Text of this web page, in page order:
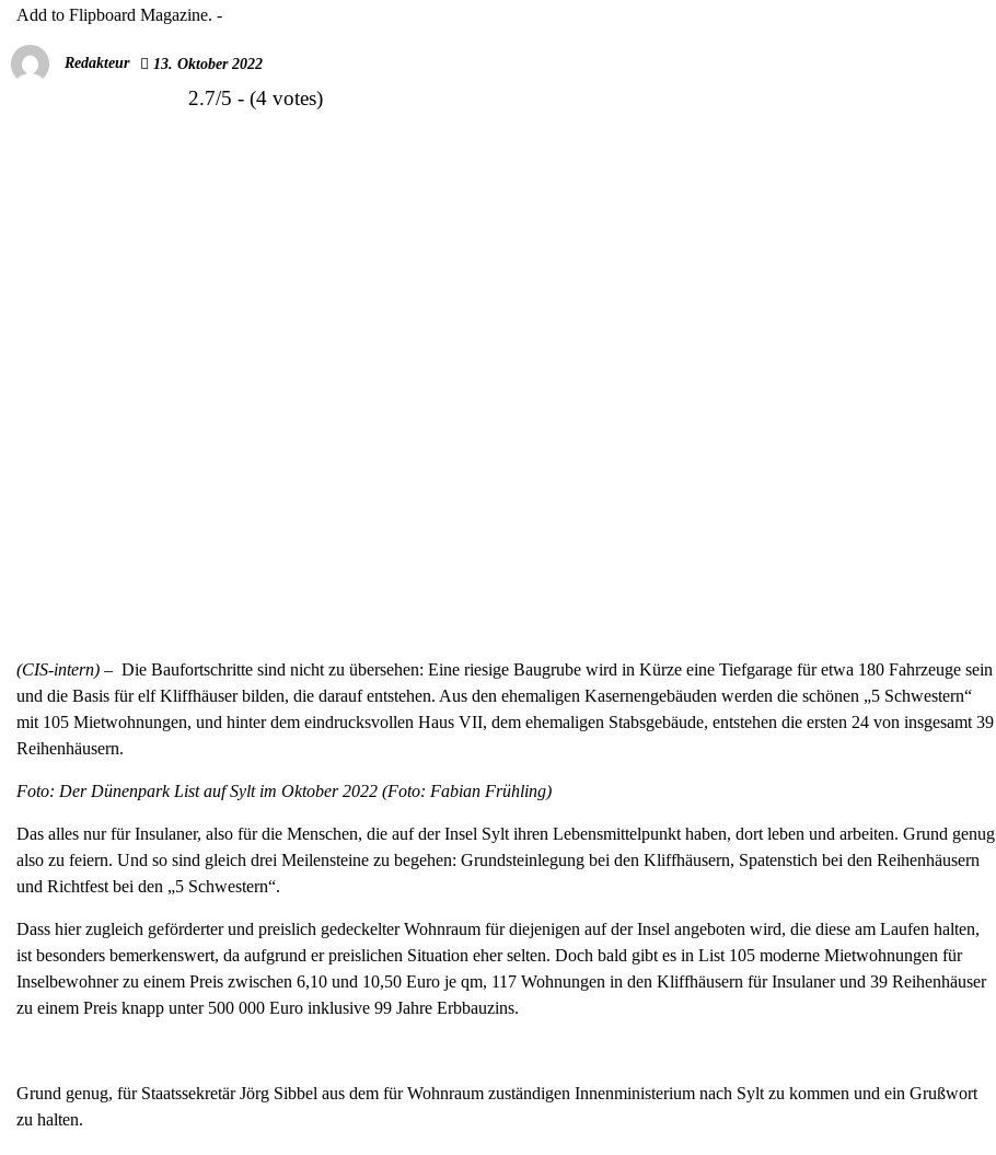
Add to Flipboard Magazine. -
Redakteur 13. Oktober 2022
2.7/5 - (4 votes)
(CIS-intern) – Die Baufortschritte sind nicht zu übersehen: Eine riesige Baugrube wird in Kürze eine Tiefgarage für etwa 180 Fahrzeuge sein
und die Basis für elf Kliffhäuser bilden, die darauf entstehen. Aus den ehemaligen Kasernengebäuden werden die schönen „5 Schwestern“
mit 105 Mietwohnungen, und hinter dem eindrucksvollen Haus VII, dem ehemaligen Stabsgebäude, entstehen die ersten 24 von insgesamt 39
Reihenhäusern.
Foto: Der Dünenpark List auf Sylt im Oktober 2022 (Foto: Fabian Frühling)
Das alles nur für Insulaner, also für die Menschen, die auf der Insel Sylt ihren Lebensmittelpunkt haben, dort leben und arbeiten. Grund genug
also zu feiern. Und so sind gleich drei Meilensteine zu begehen: Grundsteinlegung bei den Kliffhäusern, Spatenstich bei den Reihenhäusern
und Richtfest bei den „5 Schwestern“.
Dass hier zugleich geförderter und preislich gedeckelter Wohnraum für diejenigen auf der Insel angeboten wird, die diese am Laufen halten,
ist besonders bemerkenswert, da aufgrund er preislichen Situation eher selten. Doch bald gibt es in List 105 moderne Mietwohnungen für
Inselbewohner zu einem Preis zwischen 6,10 und 10,50 Euro je qm, 117 Wohnungen in den Kliffhäusern für Insulaner und 39 Reihenhäuser
zu einem Preis knapp unter 500 000 Euro inklusive 99 Jahre Erbbauzins.
Grund genug, für Staatssekretär Jörg Sibbel aus dem für Wohnraum zuständigen Innenministerium nach Sylt zu kommen und ein Grußwort
zu halten.